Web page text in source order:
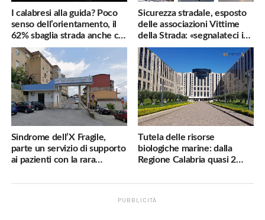
I calabresi alla guida? Poco
senso dell’orientamento, il
62% sbaglia strada anche col
navigatore
Sicurezza stradale, esposto
delle associazioni Vittime
della Strada: «segnalateci i
pericoli, interverremo
subito»
Sindrome dell’X Fragile,
parte un servizio di supporto
ai pazienti con la rara
Tutela delle risorse
biologiche marine: dalla
Regione Calabria quasi 2
PUBBLICITÀ